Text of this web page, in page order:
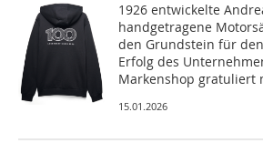
1926 entwickelte
handgetragene
den Grundstein für
Erfolg des
Markenshop gratuliert
15.01.2026